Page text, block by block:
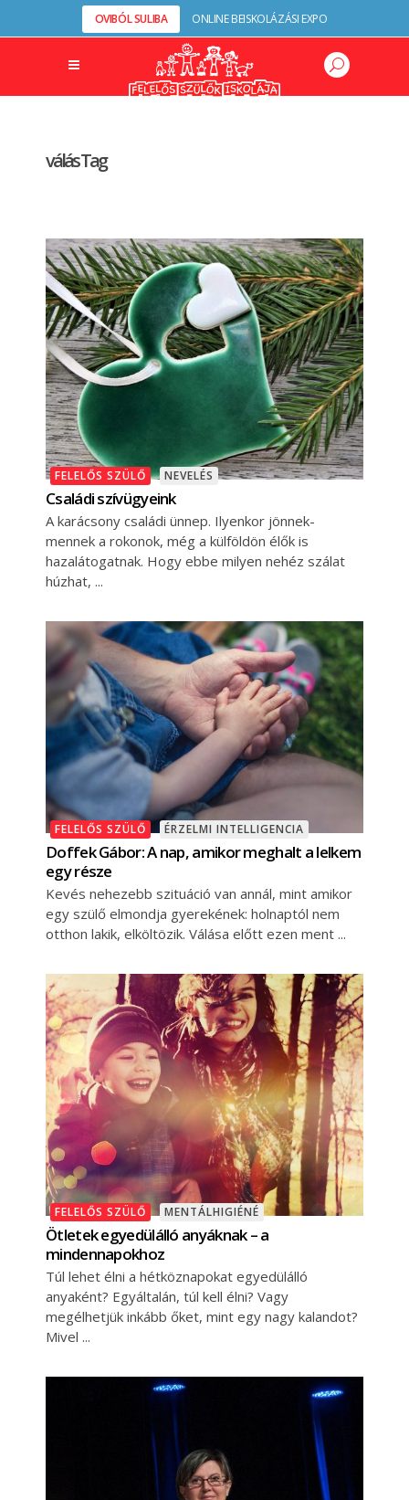
OVIBÓL SULIBA ONLINE BEISKOLÁZÁSI EXPO
válás Tag
FELELŐS SZÜLŐ NEVELÉS
Családi szívügyeink
A karácsony családi ünnep. Ilyenkor jönnek-
mennek a rokonok, még a külföldön élők is
hazalátogatnak. Hogy ebbe milyen nehéz szálat
húzhat,
FELELŐS SZÜLŐ ÉRZELMI INTELLIGENCIA
Doffek Gábor: A nap, amikor meghalt a lelkem
egy része
Kevés nehezebb szituáció van annál, mint amikor
egy szülő elmondja gyerekének: holnaptól nem
otthon lakik, elköltözik. Válása előtt ezen ment
FELELŐS SZÜLŐ MENTÁLHIGIÉNÉ
Ötletek egyedülálló anyáknak – a
mindennapokhoz
Túl lehet élni a hétköznapokat egyedülálló
anyaként? Egyáltalán, túl kell élni? Vagy
megélhetjük inkább őket, mint egy nagy kalandot?
Mivel